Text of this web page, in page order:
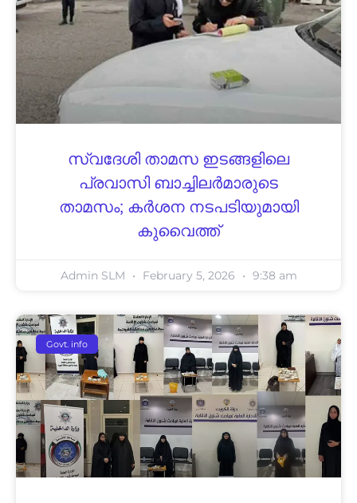
സ്വദേശി താമസ ഇടങ്ങളിലെ
പ്രവാസി ബാച്ചിലർമാരുടെ
താമസം; കർശന നടപടിയുമായി
കുവൈത്ത്
Admin SLM February 5, 2026 9:38 am
Govt. info